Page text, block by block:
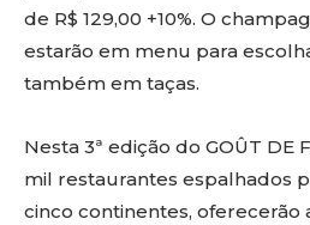
de R$ 129,00 +10%. O
estarão em menu para
também em taças.
Nesta 3ª edição do GOÛT DE
mil restaurantes espalhados
cinco continentes, oferecerão